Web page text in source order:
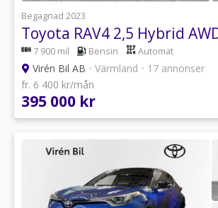
Begagnad 2023
7 900 mil Bensin Automat
Virén Bil AB • Värmland • 17 annonser
fr. 6 400 kr/mån
395 000 kr